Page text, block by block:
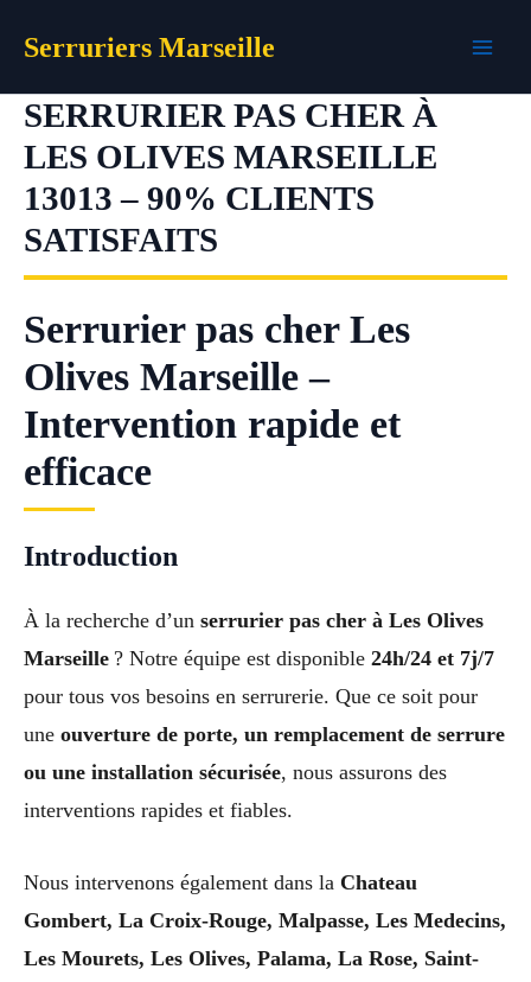
Serruriers Marseille
SERRURIER PAS CHER À
LES OLIVES MARSEILLE
13013 – 90% CLIENTS
SATISFAITS
Serrurier pas cher Les
Olives Marseille –
Intervention rapide et
efficace
Introduction
À la recherche d’un serrurier pas cher à Les Olives
Marseille ? Notre équipe est disponible 24h/24 et 7j/7
pour tous vos besoins en serrurerie. Que ce soit pour
une ouverture de porte, un remplacement de serrure
ou une installation sécurisée, nous assurons des
interventions rapides et fiables.
Nous intervenons également dans la Chateau
Gombert, La Croix-Rouge, Malpasse, Les Medecins,
Les Mourets, Les Olives, Palama, La Rose, Saint-